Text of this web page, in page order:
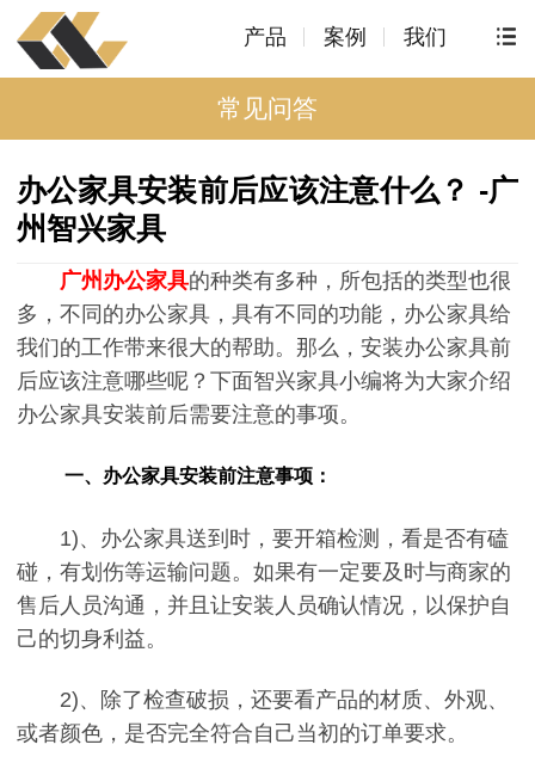
产品 案例 我们
常见问答
办公家具安装前后应该注意什么？ -广
州智兴家具
广州办公家具的种类有多种，所包括的类型也很
多，不同的办公家具，具有不同的功能，办公家具给
我们的工作带来很大的帮助。那么，安装办公家具前
后应该注意哪些呢？下面智兴家具小编将为大家介绍
办公家具安装前后需要注意的事项。
一、办公家具安装前注意事项：
1)、办公家具送到时，要开箱检测，看是否有磕
碰，有划伤等运输问题。如果有一定要及时与商家的
售后人员沟通，并且让安装人员确认情况，以保护自
己的切身利益。
2)、除了检查破损，还要看产品的材质、外观、
或者颜色，是否完全符合自己当初的订单要求。